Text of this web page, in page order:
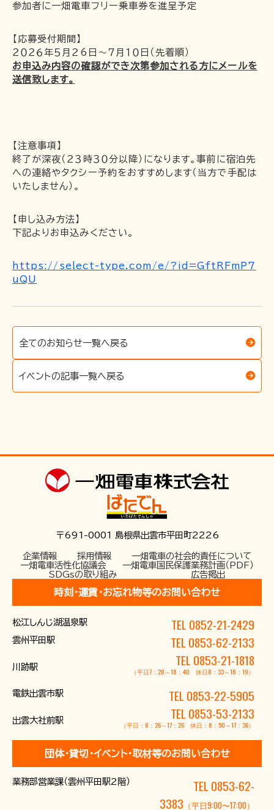
参加者に一畑電車フリー乗車券を進呈予定
【応募受付期間】
２０２６年５月２6日～７月１０日（先着順）
お申込み内容の確認ができ次第参加される方にメールを
送信致します。
【注意事項】
終了が深夜（２３時３０分以降）になります。事前に宿泊先
への連絡やタクシー予約をおすすめします（当方で手配は
いたしません）。
【申し込み方法】
下記よりお申込みください。
https://select-type.com/e/?id=GftRFmP7
uQU
全てのお知らせ一覧へ戻る
イベントの記事一覧へ戻る
〒691-0001 島根県出雲市平田町2226
企業情報 採用情報
一畑電車の社会的責任について
一畑電車活性化協議会
一畑電車国民保護業務計画（PDF）
SDGsの取り組み
広告掲出
時刻･運賃･お忘れ物等のお問い合わせ
松江しんじ湖温泉駅 TEL 0852-21-2429
雲州平田駅 TEL 0853-62-2133
川跡駅 TEL 0853-21-1818
（平日7：20～18：40 休日8：33～18：19）
電鉄出雲市駅 TEL 0853-22-5905
出雲大社前駅 TEL 0853-53-2133
（平日：8：26～17：26 休日：8：50～17：36）
団体･貸切･イベント･取材等のお問い合わせ
業務部営業課（雲州平田駅2階）
TEL 0853-62-
3383 （平日9:00〜17:00）